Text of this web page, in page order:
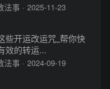
法事 · 2025-11-23
些开运改运咒_帮你快
效的转运...
法事 · 2024-09-19